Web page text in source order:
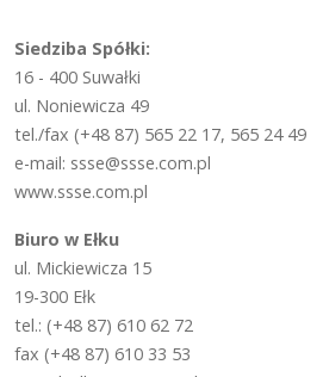
Siedziba Spółki:
16 - 400 Suwałki
ul. Noniewicza 49
tel./fax (+48 87) 565 22 17, 565 24 49
e-mail: ssse@ssse.com.pl
www.ssse.com.pl
Biuro w Ełku
ul. Mickiewicza 15
19-300 Ełk
tel.: (+48 87) 610 62 72
fax (+48 87) 610 33 53